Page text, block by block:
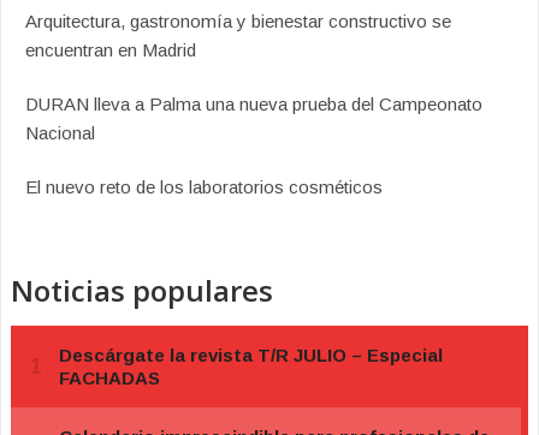
Arquitectura, gastronomía y bienestar constructivo se
encuentran en Madrid
DURAN lleva a Palma una nueva prueba del Campeonato
Nacional
El nuevo reto de los laboratorios cosméticos
Noticias populares